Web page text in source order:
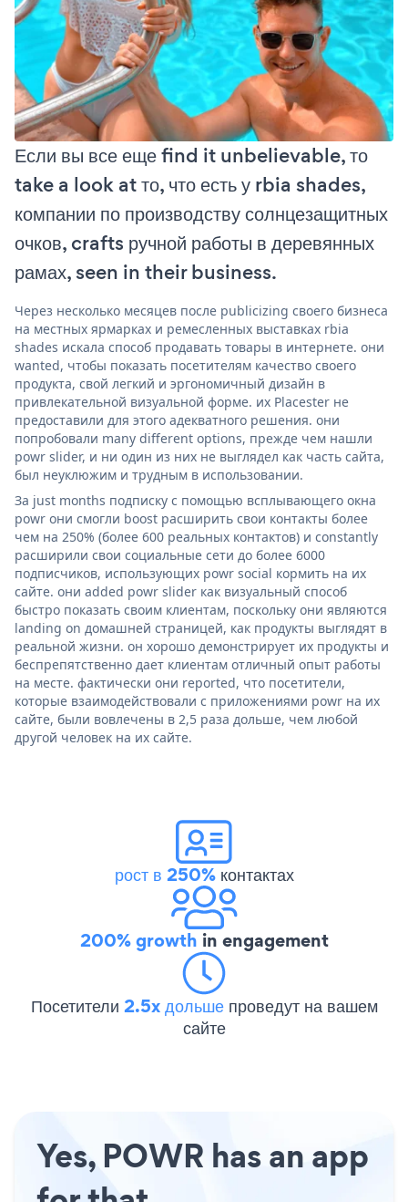
Если вы все еще find it unbelievable, то
take a look at то, что есть у rbia shades,
компании по производству солнцезащитных
очков, crafts ручной работы в деревянных
рамах, seen in their business.
Через несколько месяцев после publicizing своего бизнеса
на местных ярмарках и ремесленных выставках rbia
shades искала способ продавать товары в интернете. они
wanted, чтобы показать посетителям качество своего
продукта, свой легкий и эргономичный дизайн в
привлекательной визуальной форме. их Placester не
предоставили для этого адекватного решения. они
попробовали many different options, прежде чем нашли
powr slider, и ни один из них не выглядел как часть сайта,
был неуклюжим и трудным в использовании.
За just months подписку с помощью всплывающего окна
powr они смогли boost расширить свои контакты более
чем на 250% (более 600 реальных контактов) и constantly
расширили свои социальные сети до более 6000
подписчиков, использующих powr social кормить на их
сайте. они added powr slider как визуальный способ
быстро показать своим клиентам, поскольку они являются
landing on домашней страницей, как продукты выглядят в
реальной жизни. он хорошо демонстрирует их продукты и
беспрепятственно дает клиентам отличный опыт работы
на месте. фактически они reported, что посетители,
которые взаимодействовали с приложениями powr на их
сайте, были вовлечены в 2,5 раза дольше, чем любой
другой человек на их сайте.
рост в 250%контактах
200% growth in engagement
Посетители 2.5x дольше проведут на вашем
сайте
Yes, POWR has an app